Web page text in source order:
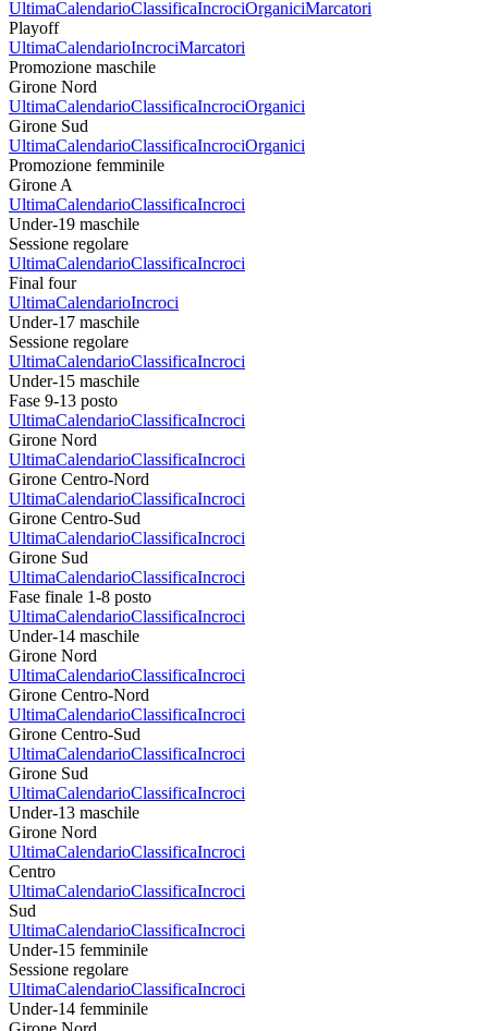
UltimaCalendarioClassificaIncrociOrganiciMarcatori
Playoff
UltimaCalendarioIncrociMarcatori
Promozione maschile
Girone Nord
UltimaCalendarioClassificaIncrociOrganici
Girone Sud
UltimaCalendarioClassificaIncrociOrganici
Promozione femminile
Girone A
UltimaCalendarioClassificaIncroci
Under-19 maschile
Sessione regolare
UltimaCalendarioClassificaIncroci
Final four
UltimaCalendarioIncroci
Under-17 maschile
Sessione regolare
UltimaCalendarioClassificaIncroci
Under-15 maschile
Fase 9-13 posto
UltimaCalendarioClassificaIncroci
Girone Nord
UltimaCalendarioClassificaIncroci
Girone Centro-Nord
UltimaCalendarioClassificaIncroci
Girone Centro-Sud
UltimaCalendarioClassificaIncroci
Girone Sud
UltimaCalendarioClassificaIncroci
Fase finale 1-8 posto
UltimaCalendarioClassificaIncroci
Under-14 maschile
Girone Nord
UltimaCalendarioClassificaIncroci
Girone Centro-Nord
UltimaCalendarioClassificaIncroci
Girone Centro-Sud
UltimaCalendarioClassificaIncroci
Girone Sud
UltimaCalendarioClassificaIncroci
Under-13 maschile
Girone Nord
UltimaCalendarioClassificaIncroci
Centro
UltimaCalendarioClassificaIncroci
Sud
UltimaCalendarioClassificaIncroci
Under-15 femminile
Sessione regolare
UltimaCalendarioClassificaIncroci
Under-14 femminile